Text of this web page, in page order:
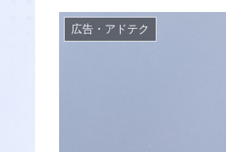
広告・アドテク